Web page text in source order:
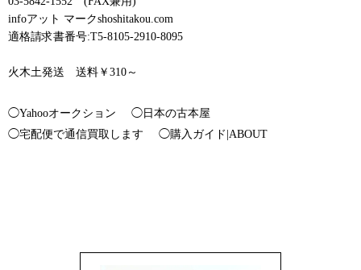
infoアット マークshoshitakou.com
適格請求書番号:T5-8105-2910-8095
火木土発送 送料￥310～
◯Yahooオークション
◯日本の古本屋
◯宅配便で通信買取します
◯購入ガイド|ABOUT